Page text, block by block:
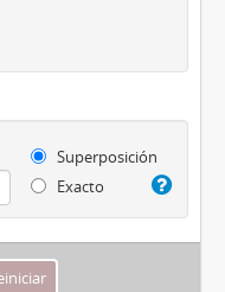
Superposición
Exacto